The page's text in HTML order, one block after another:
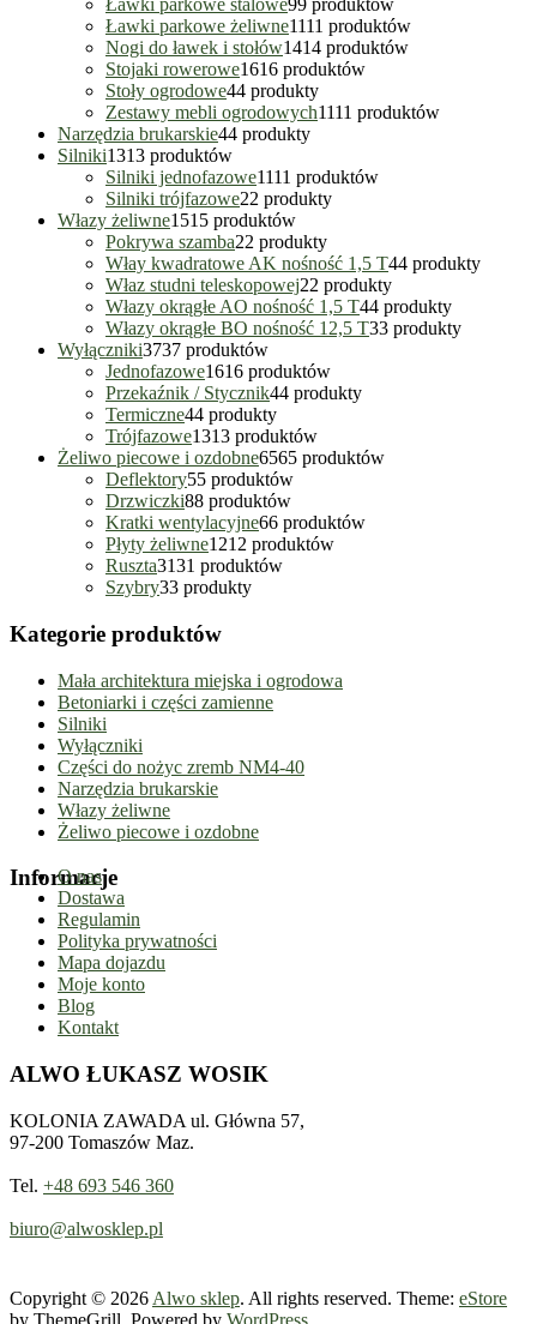
Ławki parkowe stalowe99 produktów
Ławki parkowe żeliwne1111 produktów
Nogi do ławek i stołów1414 produktów
Stojaki rowerowe1616 produktów
Stoły ogrodowe44 produkty
Zestawy mebli ogrodowych1111 produktów
Narzędzia brukarskie44 produkty
Silniki1313 produktów
Silniki jednofazowe1111 produktów
Silniki trójfazowe22 produkty
Włazy żeliwne1515 produktów
Pokrywa szamba22 produkty
Włay kwadratowe AK nośność 1,5 T44 produkty
Właz studni teleskopowej22 produkty
Włazy okrągłe AO nośność 1,5 T44 produkty
Włazy okrągłe BO nośność 12,5 T33 produkty
Wyłączniki3737 produktów
Jednofazowe1616 produktów
Przekaźnik / Stycznik44 produkty
Termiczne44 produkty
Trójfazowe1313 produktów
Żeliwo piecowe i ozdobne6565 produktów
Deflektory55 produktów
Drzwiczki88 produktów
Kratki wentylacyjne66 produktów
Płyty żeliwne1212 produktów
Ruszta3131 produktów
Szybry33 produkty
Kategorie produktów
Mała architektura miejska i ogrodowa
Betoniarki i części zamienne
Silniki
Wyłączniki
Części do nożyc zremb NM4-40
Narzędzia brukarskie
Włazy żeliwne
Żeliwo piecowe i ozdobne
Informacje
O nas
Dostawa
Regulamin
Polityka prywatności
Mapa dojazdu
Moje konto
Blog
Kontakt
ALWO ŁUKASZ WOSIK
KOLONIA ZAWADA ul. Główna 57,
97-200 Tomaszów Maz.
Tel. +48 693 546 360
biuro@alwosklep.pl
Copyright © 2026 Alwo sklep. All rights reserved. Theme: eStore
by ThemeGrill. Powered by WordPress